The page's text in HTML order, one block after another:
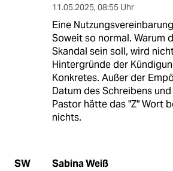
11.05.2025, 08:55 Uhr
Eine
Soweit so normal. Warum
Skandal sein soll, wird
Hintergründe der
Konkretes. Außer der
Datum des Schreibens
Pastor hätte das "Z" Wort
nichts.
SW Sabina Weiß